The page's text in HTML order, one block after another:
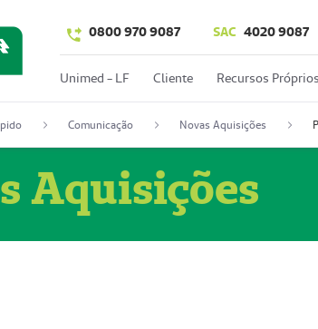
0800 970 9087 SAC 4020 9087
Unimed - LF Cliente Recursos Próprios
Comunicação Novas Aquisições
Aquisições